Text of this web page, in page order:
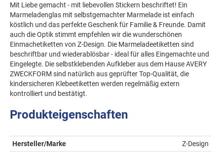
Mit Liebe gemacht - mit liebevollen Stickern beschriftet! Ein
Marmeladenglas mit selbstgemachter Marmelade ist einfach
köstlich und das perfekte Geschenk für Familie & Freunde. Damit
auch die Optik stimmt empfehlen wir die wunderschönen
Einmachetiketten von Z-Design. Die Marmeladeetiketten sind
beschriftbar und wiederablösbar - ideal für alles Eingemachte und
Eingelegte. Die selbstklebenden Aufkleber aus dem Hause AVERY
ZWECKFORM sind natürlich aus geprüfter Top-Qualität, die
kindersicheren Klebeetiketten werden regelmäßig extern
kontrolliert und bestätigt.
Produkteigenschaften
Hersteller/Marke
Z-Design